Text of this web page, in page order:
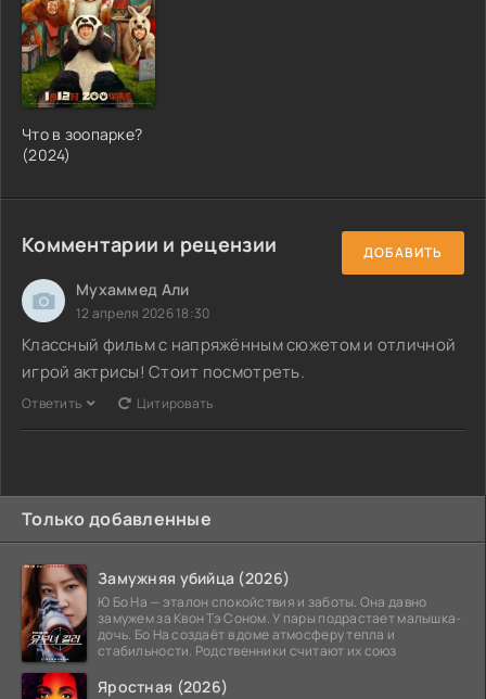
Что в зоопарке?
(2024)
Комментарии и рецензии ДОБАВИТЬ
Мухаммед Али
12 апреля 2026 18:30
Классный фильм с напряжённым сюжетом и отличной
игрой актрисы! Стоит посмотреть.
Ответить Цитировать
Только добавленные
Замужняя убийца (2026)
Ю Бо На — эталон спокойствия и заботы. Она давно
замужем за Квон Тэ Соном. У пары подрастает малышка-
дочь. Бо На создаёт в доме атмосферу тепла и
стабильности. Родственники считают их союз
Яростная (2026)